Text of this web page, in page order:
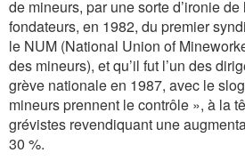
de mineurs, par une sorte d’ironie de
fondateurs, en 1982, du premier
le NUM (National Union of
des mineurs), et qu’il fut l’un des
grève nationale en 1987, avec le
mineurs prennent le contrôle », à la
grévistes revendiquant une
30 %.